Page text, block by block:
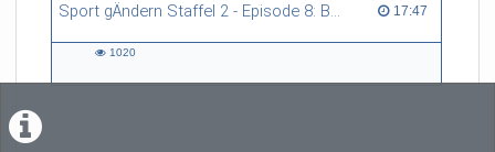
Sport gÄndern Staffel 2 - Episode 8: Balance im Spitzensport: Stressbewältigung und Wettkampfangst im Fokus 17:47
17:47 duration
1020